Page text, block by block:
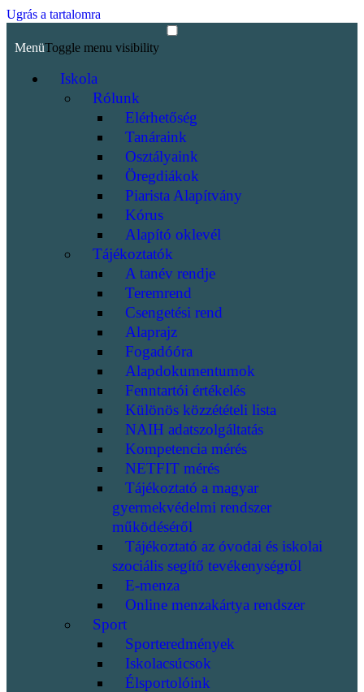
Ugrás a tartalomra
MenüToggle menu visibility
Iskola
Rólunk
Elérhetőség
Tanáraink
Osztályaink
Öregdiákok
Piarista Alapítvány
Kórus
Alapító oklevél
Tájékoztatók
A tanév rendje
Teremrend
Csengetési rend
Alaprajz
Fogadóóra
Alapdokumentumok
Fenntartói értékelés
Különös közzétételi lista
NAIH adatszolgáltatás
Kompetencia mérés
NETFIT mérés
Tájékoztató a magyar
gyermekvédelmi rendszer
működéséről
Tájékoztató az óvodai és iskolai
szociális segítő tevékenységről
E-menza
Online menzakártya rendszer
Sport
Sporteredmények
Iskolacsúcsok
Élsportolóink